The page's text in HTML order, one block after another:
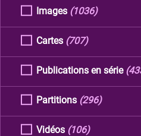
Images (1036)
Cartes (707)
Publications en série
Partitions (296)
Vidéos (106)